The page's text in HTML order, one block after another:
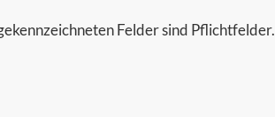
Felder sind Pflichtfelder.